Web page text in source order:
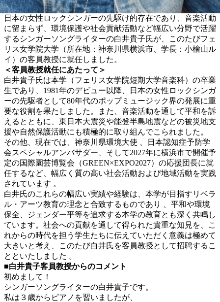
日本の女性ロックシンガーの先駆け的存在であり、音楽活動
に留まらず、環境保護や社会貢献活動など幅広い分野で活躍
するシンガーソングライターの白井貴子氏が、このたびフェ
リス女学院大学（所在地：神奈川県横浜市、学長：小檜山ル
イ）の客員教授に就任しました。
＜客員教授就任にあたって＞
白井貴子氏は本学（フェリス女学院短期大学音楽科）の卒業
生であり、1981年のデビュー以降、日本の女性ロックシンガ
ーの先駆者として80年代のポップミュージック界の発展に重
要な役割を果たしました。また、音楽活動を通して平和を訴
えるとともに、東日本大震災や能登半島地震などの被災地支
援や自然保護活動にも積極的に取り組んでこられました。
その他、現在では、神奈川県環境大使 、日本認知症予防学
会スペシャルアンバサダー、そして2027年に横浜市で開催予
定の国際園芸博覧会（GREEN×EXPO2027）の応援団長に就
任するなど、幅広く質の高い社会活動および地域活動を実践
されています 。
白井氏のこれらの幅広い実績や経験は、本学が目指すリベラ
ル・アーツ教育の理念と合致するものであり 、平和や環境
保全、ジェンダー平等を追求する本学の教育とも深く共鳴し
ています。社会への貢献を通して得られた貴重な知見を、こ
れからの時代を担う学生たちに伝えていただく意義は極めて
大きいと考え、このたび白井氏を客員教授として招聘するこ
とといたしました 。
■白井貴子客員教授からのコメント
初めまして！
シンガーソングライターの白井貴子です。
私は３歳からピアノを習いましたが、